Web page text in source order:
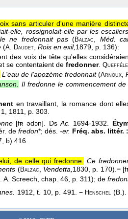
sans articuler d'une manière
elle, rossignolait-elle par les
ne fredonnait pas (Balzac, Méd.
(A. Daudet, Rois en exil,1879, p. 136):
des voix de tête qu'elles
se contentaient de fredonner.
L'eau de l'apozème fredonnait(Arnoux,
Il fredonne le commencement
en travaillant, la romance dont
, 1811
, p. 303.
[fʀ ədɔn]. DsAc. 1694-1932.
de fredon*; dés. -er. Fréq. abs. littér. :
b) 416.
de celle qui fredonne.
Ce
(Balzac Vendetta, 1830 , p. 170). −
A. Screech, chap. 46, p. 311); de
1912, t. 10, p. 491. − Henschel